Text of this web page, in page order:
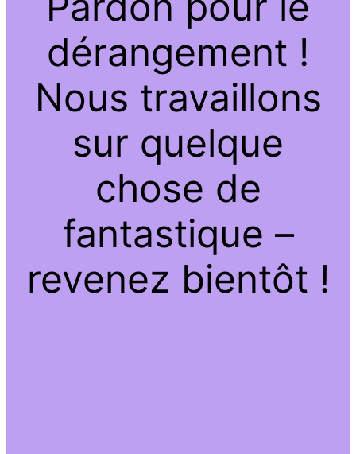
dérangement !
Nous travaillons
sur quelque
chose de
fantastique –
revenez bientôt !